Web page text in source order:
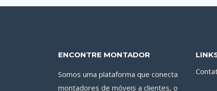
ENCONTRE MONTADOR
Somos uma plataforma que conecta
montadores de móveis a clientes, o